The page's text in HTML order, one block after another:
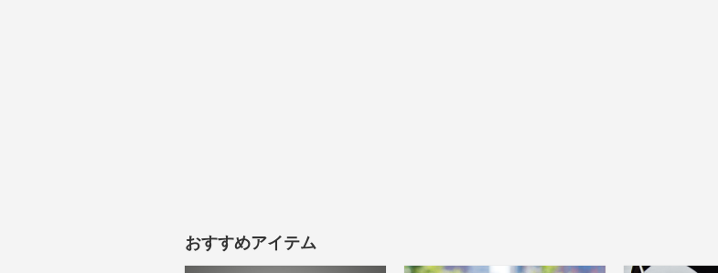
おすすめアイテム